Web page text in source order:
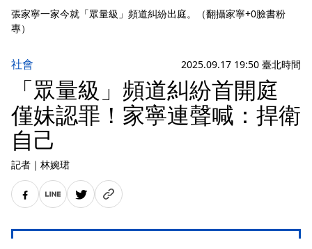
張家寧一家今就「眾量級」頻道糾紛出庭。（翻攝家寧+0臉書粉
專）
社會 2025.09.17 19:50 臺北時間
「眾量級」頻道糾紛首開庭
僅妹認罪！家寧連聲喊：捍衛
自己
記者 ｜ 林婉珺